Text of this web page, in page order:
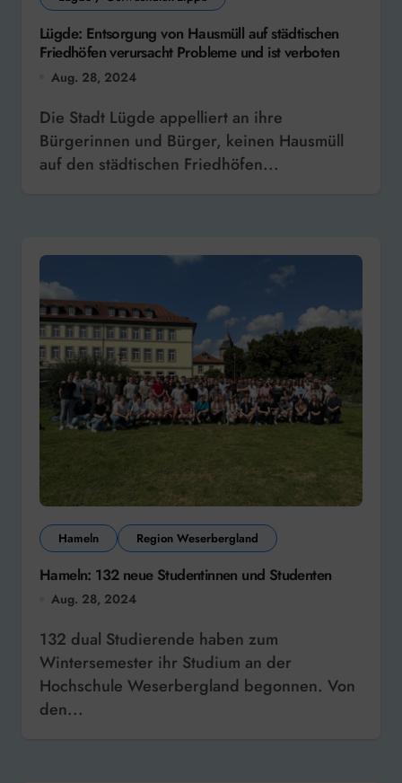
Lügde: Entsorgung von Hausmüll auf städtischen
Friedhöfen verursacht Probleme und ist verboten
Aug. 28, 2024
Die Stadt Lügde appelliert an ihre
Bürgerinnen und Bürger, keinen Hausmüll
auf den städtischen Friedhöfen...
Hameln Region Weserbergland
Hameln: 132 neue Studentinnen und Studenten
Aug. 28, 2024
132 dual Studierende haben zum
Wintersemester ihr Studium an der
Hochschule Weserbergland begonnen. Von
den...